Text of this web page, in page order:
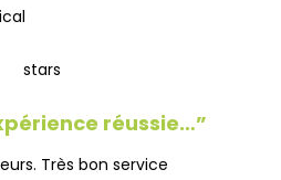
réussie…”
Très bon service